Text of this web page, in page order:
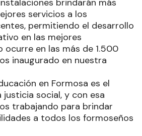
servicios a los
permitiendo el desarrollo
en las mejores
ocurre en las más de 1.500
inaugurado en nuestra
en Formosa es el
social, y con esa
trabajando para brindar
a todos los formoseños